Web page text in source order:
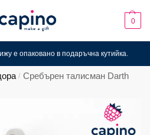
0
е опаковано в подаръчна кутийка.
/ Сребърен талисман Darth